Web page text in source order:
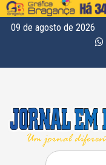
09 de agosto de 2026
Pesquisar